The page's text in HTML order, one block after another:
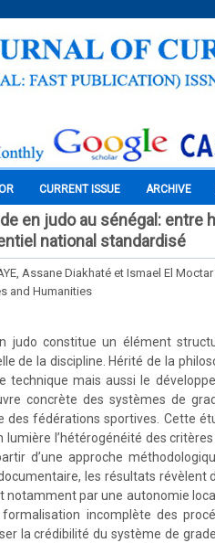
CURRENT ISSUE ARCHIVE
en judo au sénégal:
national standardisé
Assane Diakhaté et Ismael El
and Humanities
judo constitue un élément
de la discipline. Hérité de la
technique mais aussi le
concrète des systèmes de
des fédérations sportives. Cette
l’hétérogénéité des
d’une approche
les résultats révèlent
notamment par une autonomie
incomplète des
la crédibilité du système de